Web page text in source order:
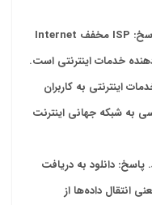
: ISP مخفف Internet
خدمات اینترنتی است.
اینترنتی به کاربران
به شبکه جهانی اینترنت
. پاسخ: دانلود به دریافت
انتقال داده‌ها از